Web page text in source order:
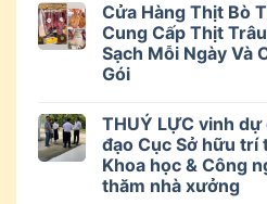
Cửa Hàng Thịt Bò
Cung Cấp Thịt
Sạch Mỗi Ngày Và
Gói
THUÝ LỰC vinh
đạo Cục Sở hữu trí
Khoa học & Công
thăm nhà xưởng